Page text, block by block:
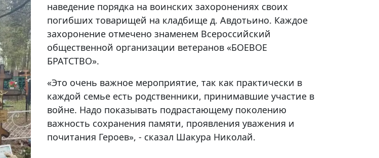
наведение порядка на воинских захоронениях своих
погибших товарищей на кладбище д. Авдотьино. Каждое
захоронение отмечено знаменем Всероссийский
общественной организации ветеранов «БОЕВОЕ
БРАТСТВО».
«Это очень важное мероприятие, так как практически в
каждой семье есть родственники, принимавшие участие в
войне. Надо показывать подрастающему поколению
важность сохранения памяти, проявления уважения и
почитания Героев», - сказал Шакура Николай.